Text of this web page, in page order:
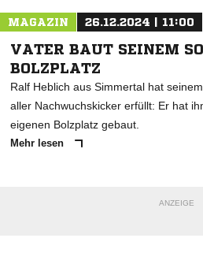
MAGAZIN 26.12.2024 | 11:00
VATER BAUT SEINEM
BOLZPLATZ
Ralf Heblich aus Simmertal hat
aller Nachwuchskicker erfüllt: Er hat
eigenen Bolzplatz gebaut.
Mehr lesen
ANZEIGE